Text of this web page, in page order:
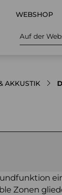
WEBSHOP
Auf der
AKKUSTIK
Zonen